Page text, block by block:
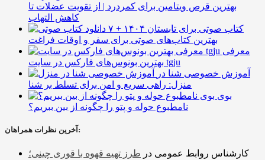
بهترین قرص ویتامین برای کمردرد | از تقویت عضلات تا
کاهش التهاب
۷ کتاب صوتی برای تابستان ۱۴۰۴ +
بهترین کتاب‌های صوتی برای سفر و اوقات فراغت
معرفی
بهترین بونوس‌های فارکس در سایت tgju
آموزش خصوصی شنا در
منزل: راهی سریع و امن برای تسلط بر شنا
بوی
نامطبوع حوله و پتو را چگونه از بین ببریم؟
آخرین نظرات همراهان:
کارشناس روابط عمومی در طرز تهیه قهوه با قوری چینی؛